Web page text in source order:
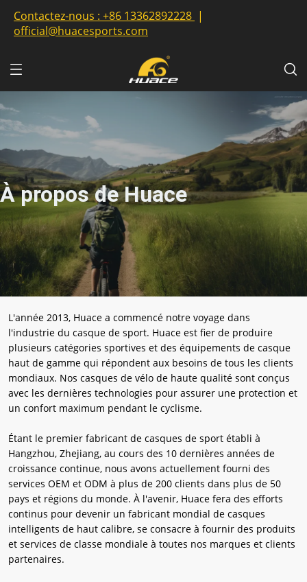
Contactez-nous : +86 13362892228 |
official@huacesports.com
À propos de Huace
L'année 2013, Huace a commencé notre voyage dans
l'industrie du casque de sport. Huace est fier de produire
plusieurs catégories sportives et des équipements de casque
haut de gamme qui répondent aux besoins de tous les clients
mondiaux. Nos casques de vélo de haute qualité sont conçus
avec les dernières technologies pour assurer une protection et
un confort maximum pendant le cyclisme.
Étant le premier fabricant de casques de sport établi à
Hangzhou, Zhejiang, au cours des 10 dernières années de
croissance continue, nous avons actuellement fourni des
services OEM et ODM à plus de 200 clients dans plus de 50
pays et régions du monde. À l'avenir, Huace fera des efforts
continus pour devenir un fabricant mondial de casques
intelligents de haut calibre, se consacre à fournir des produits
et services de classe mondiale à toutes nos marques et clients
partenaires.